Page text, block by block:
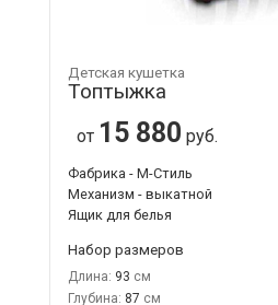
Детская кушетка
Топтыжка
от 15 880 руб.
Фабрика - М-Стиль
Механизм - выкатной
Ящик для белья
Набор размеров
Длина: 93
Глубина: 87